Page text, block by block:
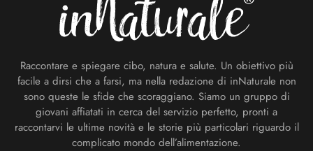
Raccontare e spiegare cibo, natura e salute. Un obiettivo più
facile a dirsi che a farsi, ma nella redazione di inNaturale non
sono queste le sfide che scoraggiano. Siamo un gruppo di
giovani affiatati in cerca del servizio perfetto, pronti a
raccontarvi le ultime novità e le storie più particolari riguardo il
complicato mondo dell’alimentazione.